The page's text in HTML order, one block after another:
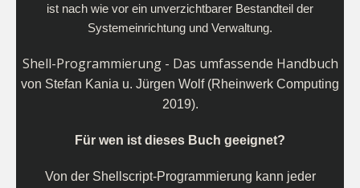
ist nach wie vor ein unverzichtbarer Bestandteil der
Systemeinrichtung und Verwaltung.
Shell-Programmierung - Das umfassende Handbuch
von Stefan Kania u. Jürgen Wolf (Rheinwerk Computing
2019).
Für wen ist dieses Buch geeignet?
Von der Shellscript-Programmierung kann jeder